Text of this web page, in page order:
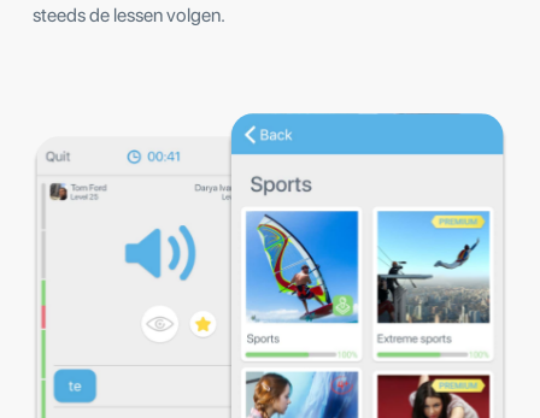
steeds de lessen volgen.